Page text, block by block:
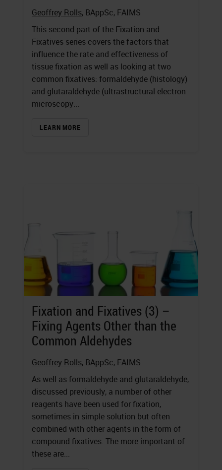
Geoffrey Rolls, BAppSc, FAIMS
This second part of the Fixation and
Fixatives series covers the factors that
influence the rate and effectiveness of
tissue fixation as well as looking at two
common fixatives: formaldehyde (histology)
and glutaraldehyde (ultrastructural electron
microscopy...
LEARN MORE
Fixation and Fixatives (3) –
Fixing Agents Other than the
Common Aldehydes
Geoffrey Rolls, BAppSc, FAIMS
As well as formaldehyde and glutaraldehyde,
discussed previously, a number of other
reagents have been used for fixation,
sometimes in simple solution but often
combined with other agents in the form of
compound fixatives. The more important of
these are...